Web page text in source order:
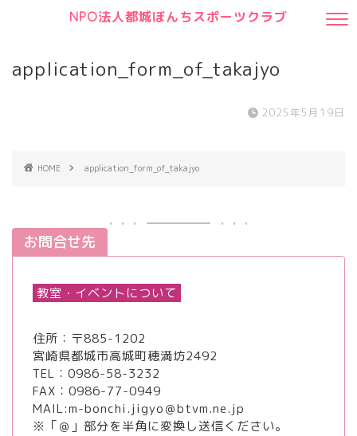
NPO法人都城ぼんちスポーツクラブ
application_form_of_takajyo
2025年5月19日
HOME application_form_of_takajyo
お問合せ先
教室・イベントについて
住所：〒885-1202
宮崎県都城市高城町穂満坊2492
TEL： 0986-58-3232
FAX：0986-77-0949
MAIL:m-bonchi.jigyo＠btvm.ne.jp
※「＠」部分を半角に変換し送信ください。